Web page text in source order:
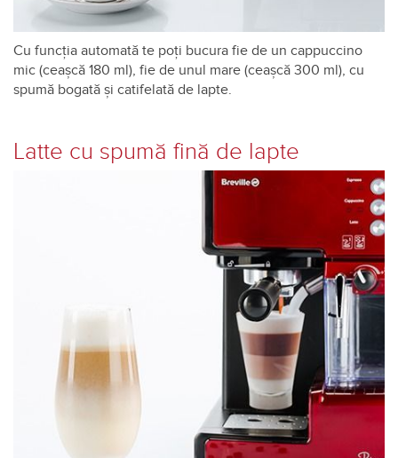
Cu funcția automată te poți bucura fie de un cappuccino
mic (ceașcă 180 ml), fie de unul mare (ceașcă 300 ml), cu
spumă bogată și catifelată de lapte.
Latte cu spumă fină de lapte